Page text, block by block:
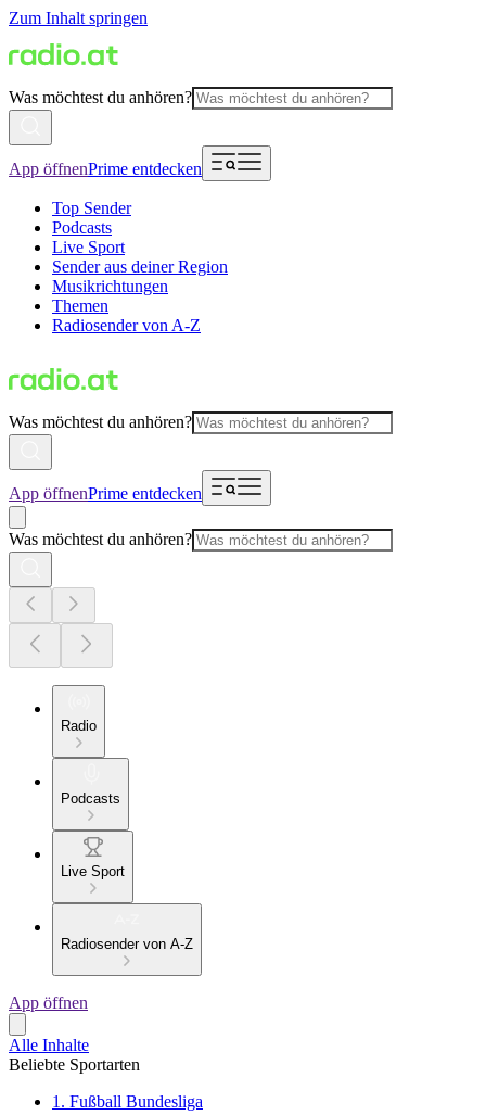
Zum Inhalt springen
Was möchtest du anhören?
App öffnenPrime entdecken
Top Sender
Podcasts
Live Sport
Sender aus deiner Region
Musikrichtungen
Themen
Radiosender von A-Z
Was möchtest du anhören?
App öffnenPrime entdecken
Was möchtest du anhören?
Radio
Podcasts
Live Sport
Radiosender von A-Z
App öffnen
Alle Inhalte
Beliebte Sportarten
1. Fußball Bundesliga